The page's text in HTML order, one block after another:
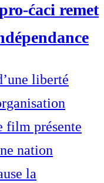
ćaci remet
liberté
film présente
nation
la